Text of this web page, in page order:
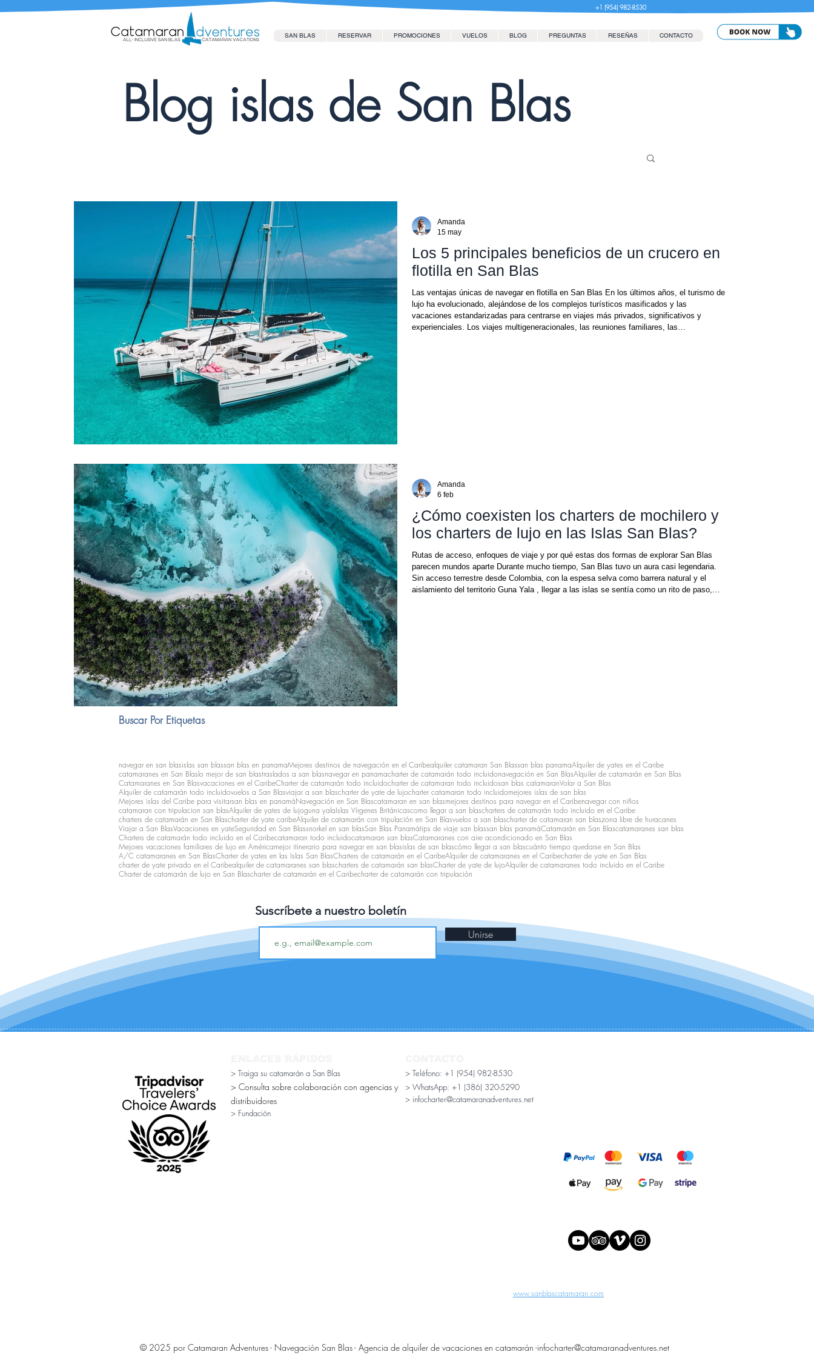
+1 (954) 982-8530
SAN BLAS RESERVAR PROMOCIONES VUELOS BLOG PREGUNTAS RESEÑAS CONTACTO
Blog islas de San Blas
Los 5 principales beneficios de un crucero en
flotilla en San Blas
Las ventajas únicas de navegar en flotilla en San Blas En los últimos años, el turismo de
lujo ha evolucionado, alejándose de los complejos turísticos masificados y las
vacaciones estandarizadas para centrarse en viajes más privados, significativos y
experienciales. Los viajes multigeneracionales, las reuniones familiares, las
Amanda
15 may
¿Cómo coexisten los charters de mochilero y
los charters de lujo en las Islas San Blas?
Rutas de acceso, enfoques de viaje y por qué estas dos formas de explorar San Blas
parecen mundos aparte Durante mucho tiempo, San Blas tuvo un aura casi legendaria.
Sin acceso terrestre desde Colombia, con la espesa selva como barrera natural y el
aislamiento del territorio Guna Yala , llegar a las islas se sentía como un rito de paso,
Amanda
6 feb
Buscar Por Etiquetas
navegar en san blasislas san blassan blas en panamaMejores destinos de navegación en el Caribealquiler catamaran San Blassan blas panamaAlquiler de yates en el Caribe
catamaranes en San Blaslo mejor de san blastraslados a san blasnavegar en panamacharter de catamarán todo incluidonavegación en San BlasAlquiler de catamarán en San Blas
Catamaranes en San Blasvacaciones en el CaribeCharter de catamarán todo incluidocharter de catamaran todo incluidosan blas catamaranVolar a San Blas
Alquiler de catamarán todo incluidovuelos a San Blasviajar a san blascharter de yate de lujocharter catamaran todo incluidomejores islas de san blas
Mejores islas del Caribe para visitarsan blas en panamáNavegación en San Blascatamaran en san blasmejores destinos para navegar en el Caribenavegar con niños
catamaran con tripulacion san blasAlquiler de yates de lujoguna yalaIslas Vírgenes Británicascomo llegar a san blascharters de catamarán todo incluido en el Caribe
charters de catamarán en San Blascharter de yate caribeAlquiler de catamarán con tripulación en San Blasvuelos a san blascharter de catamaran san blaszona libre de huracanes
Viajar a San BlasVacaciones en yateSeguridad en San Blassnorkel en san blasSan Blas Panamátips de viaje san blassan blas panamáCatamarán en San Blascatamaranes san blas
Charters de catamarán todo incluido en el Caribecatamaran todo incluidocatamaran san blasCatamaranes con aire acondicionado en San Blas
Mejores vacaciones familiares de lujo en Américamejor itinerario para navegar en san blasislas de san blascómo llegar a san blascuánto tiempo quedarse en San Blas
A/C catamaranes en San BlasCharter de yates en las Islas San BlasCharters de catamarán en el CaribeAlquiler de catamaranes en el Caribecharter de yate en San Blas
charter de yate privado en el Caribealquiler de catamaranes san blascharters de catamarán san blasCharter de yate de lujoAlquiler de catamaranes todo incluido en el Caribe
Charter de catamarán de lujo en San Blascharter de catamarán en el Caribecharter de catamarán con tripulación
Suscríbete a nuestro boletín
Unirse
> Traiga su catamarán a San Blas
> Consulta sobre colaboración con agencias y
distribuidores
> Fundación
> Teléfono: +1 (954) 982-8530
> WhatsApp: +1 (386) 320-5290
> infocharter@catamaranadventures.net
www.sanblascatamaran.com
© 2025 por Catamaran Adventures - Navegación San Blas - Agencia de alquiler de vacaciones en catamarán -infocharter@catamaranadventures.net